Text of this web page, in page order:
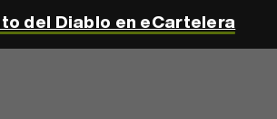
del Diablo en eCartelera